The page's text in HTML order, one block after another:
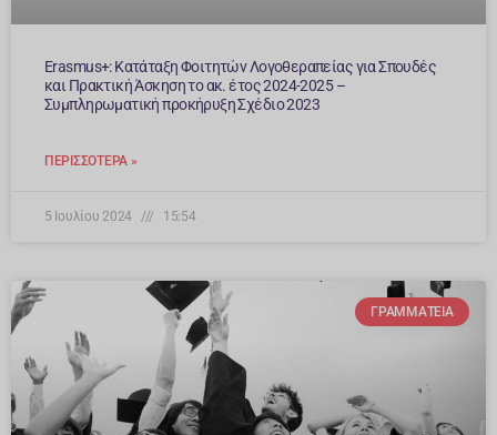
Erasmus+: Κατάταξη Φοιτητών Λογοθεραπείας για Σπουδές
και Πρακτική Άσκηση το ακ. έτος 2024-2025 –
Συμπληρωματική προκήρυξη Σχέδιο 2023
ΠΕΡΙΣΣΌΤΕΡΑ »
5 Ιουλίου 2024 15:54
ΓΡΑΜΜΑΤΕΊΑ